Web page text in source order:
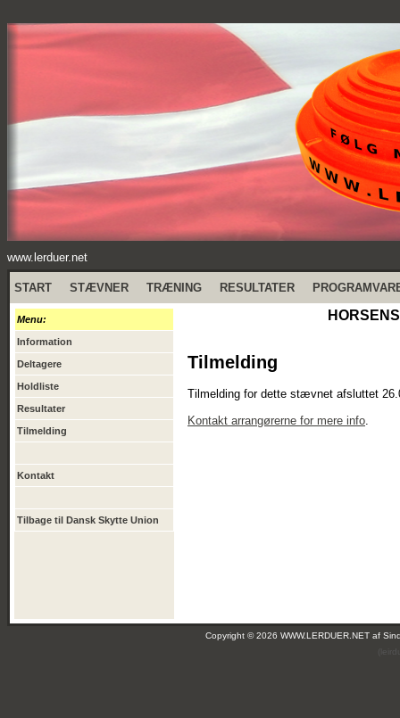
www.lerduer.net
START STÆVNER TRÆNING RESULTATER
Menu:
Information
Deltagere
Holdliste
Resultater
Tilmelding
Kontakt
Tilbage til Dansk Skytte Union
Tilmelding
Tilmelding for dette stævnet afsluttet
Kontakt arrangørerne for mere info.
Copyright © 2026 WWW.LERDUER.NET af